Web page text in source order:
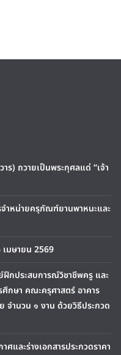
) ถวายเป็นพระกุศลแด่ “เจ้า
จำหน่ายครุภัณฑ์ยานพาหนะและ
เมษายน 2569
ฝึกประสบการณ์วิชาชีพครู และ
ศึกษา คณะครุศาสตร์ อาคาร
จำนวน ๑ งาน ด้วยวิธีประกวด
ศและร่างเอกสารประกวดราคา